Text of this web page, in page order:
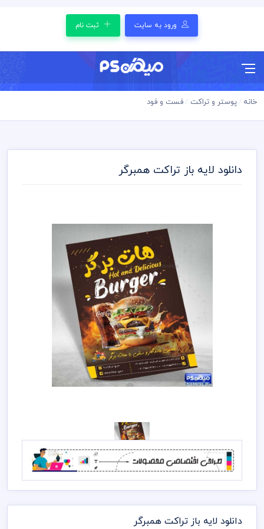
ورود به سایت ثبت نام
خانه پوستر و تراکت فست و فود
دانلود لایه باز تراکت همبرگر
دانلود لایه باز تراکت همبرگر